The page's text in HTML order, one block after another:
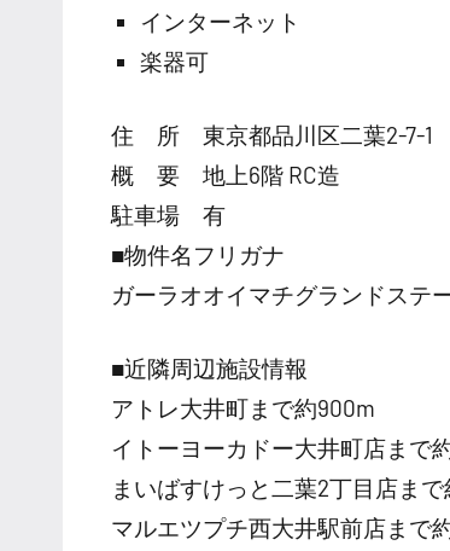
インターネット
楽器可
住 所 東京都品川区二葉2-7-1
概 要 地上6階 RC造
駐車場 有
■物件名フリガナ
ガーラオオイマチグランドステ
■近隣周辺施設情報
アトレ大井町まで約900m
イトーヨーカドー大井町店まで
まいばすけっと二葉2丁目店まで
マルエツプチ西大井駅前店まで